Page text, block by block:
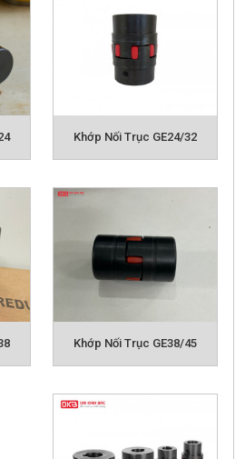
khớp nối GE
Khớp Nối Trục GE24/32
Khớp Nối Trục GE38/45